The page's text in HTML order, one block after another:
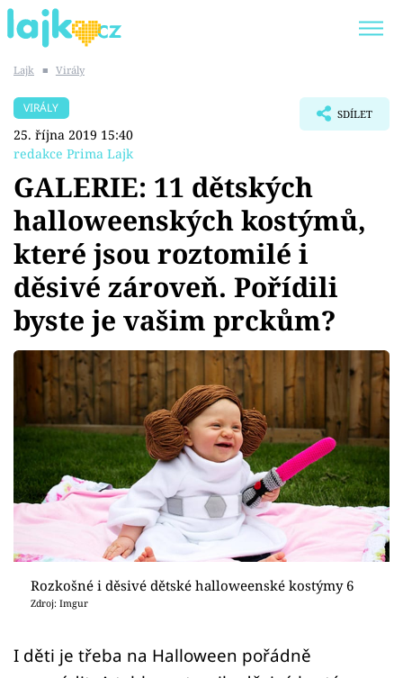
SHOPAHOLICADEL
Témata
Showbyznys
Youtubeři
Virály
Sex a vztahy
Videa
Sledujte prima+
Přihlášení
Lajk ■ Virály
VIRÁLY
25. října 2019 15:40
redakce Prima Lajk
SDÍLET
GALERIE: 11 dětských
halloweenských kostýmů,
které jsou roztomilé i
děsivé zároveň. Pořídili
byste je vašim prckům?
Rozkošné i děsivé dětské halloweenské kostýmy 6
Zdroj: Imgur
I děti je třeba na Halloween pořádně